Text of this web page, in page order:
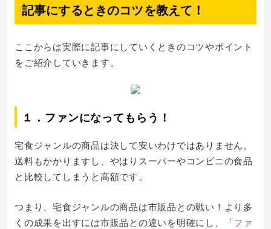
記事にするときのコツを教えて！
ここからは実際に記事にしていくときのコツやポイント
をご紹介していきます。
１．ファンになってもらう！
宅食ジャンルの商品は決して安いわけではありません。
送料もかかりますし、やはりスーパーやコンビニの食品
と比較してしまうと高額です。
つまり、宅食ジャンルの商品は市販品との戦い！より多
くの成果を出すには市販品との違いを明確にし、「ファ